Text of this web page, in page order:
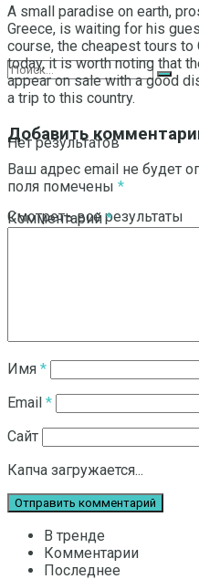
Нет результатов
Смотреть все результаты
A small paradise on earth,
Greece, is waiting for his
course, the cheapest tours to
today, it is worth noting that
appear on sale with a good
a trip to this country.
Добавить
Ваш адрес email не будет
поля помечены *
Комментарий*
Имя *
Email *
Сайт
Капча загружается...
В тренде
Комментарии
Последнее